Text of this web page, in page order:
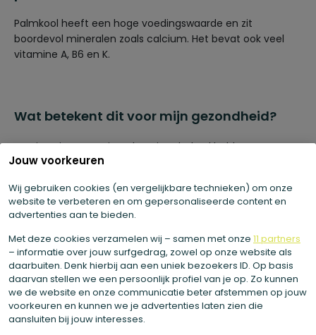
Jouw voorkeuren
Wij gebruiken cookies (en vergelijkbare technieken) om onze
website te verbeteren en om gepersonaliseerde content en
advertenties aan te bieden.
Met deze cookies verzamelen wij – samen met onze 11 partners
– informatie over jouw surfgedrag, zowel op onze website als
daarbuiten. Denk hierbij aan een uniek bezoekers ID. Op basis
daarvan stellen we een persoonlijk profiel van je op. Zo kunnen
we de website en onze communicatie beter afstemmen op jouw
voorkeuren en kunnen we je advertenties laten zien die
aansluiten bij jouw interesses.
Palmkool heeft een hoge voedingswaarde en zit
boordevol mineralen zoals calcium. Het bevat ook veel
vitamine A, B6 en K.
Wat betekent dit voor mijn gezondheid?
De vitamines en mineralen uit palmkool hebben
verschillende positieve eigenschappen voor je
Calcium ondersteunt je spijsvertering en draagt bij
aan het behoud van sterke botten.
Vitamine A is goed voor je gezichtsvermogen en
verzorgt de huid van binnenuit. Bovendien heeft
deze vitamine een positieve invloed op je
immuunsysteem.
Vitamine B6 draagt bij aan de regulatie van